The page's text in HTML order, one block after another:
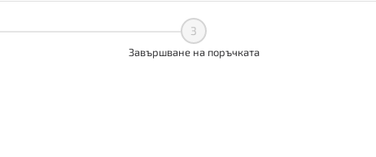
3
Завършване на поръчката